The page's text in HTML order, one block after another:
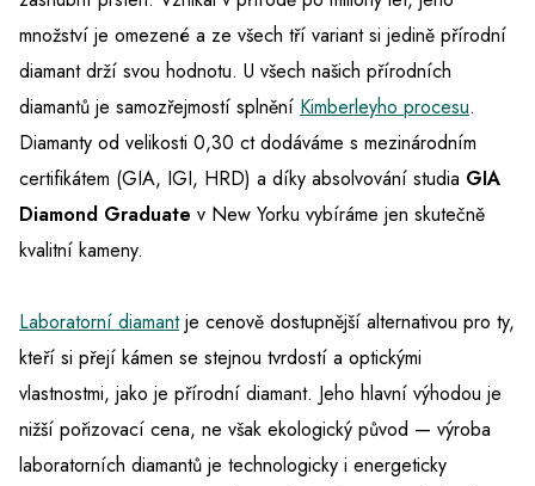
množství je omezené a ze všech tří variant si jedině přírodní
diamant drží svou hodnotu. U všech našich přírodních
diamantů je samozřejmostí splnění Kimberleyho procesu.
Diamanty od velikosti 0,30 ct dodáváme s mezinárodním
certifikátem (GIA, IGI, HRD) a díky absolvování studia GIA
Diamond Graduate v New Yorku vybíráme jen skutečně
kvalitní kameny.
Laboratorní diamant je cenově dostupnější alternativou pro ty,
kteří si přejí kámen se stejnou tvrdostí a optickými
vlastnostmi, jako je přírodní diamant. Jeho hlavní výhodou je
nižší pořizovací cena, ne však ekologický původ — výroba
laboratorních diamantů je technologicky i energeticky